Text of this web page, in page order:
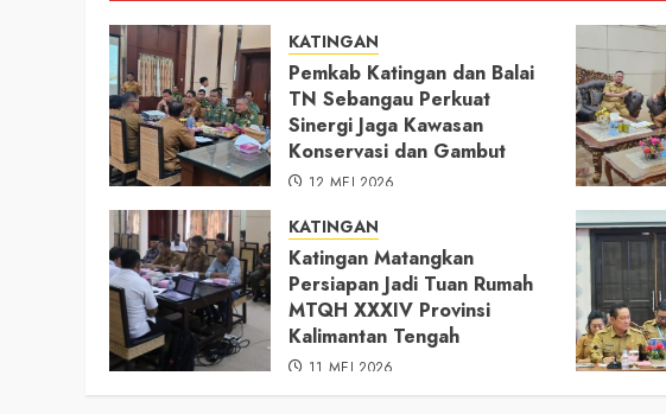
KATINGAN
Pemkab Katingan dan Balai
TN Sebangau Perkuat
Sinergi Jaga Kawasan
Konservasi dan Gambut
12 MEI 2026
KATINGAN
Katingan Matangkan
Persiapan Jadi Tuan Rumah
MTQH XXXIV Provinsi
Kalimantan Tengah
11 MEI 2026